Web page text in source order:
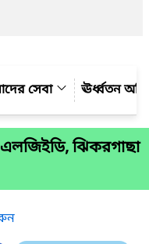
সেবা ঊর্ধ্বতন
ঝিকরগাছা